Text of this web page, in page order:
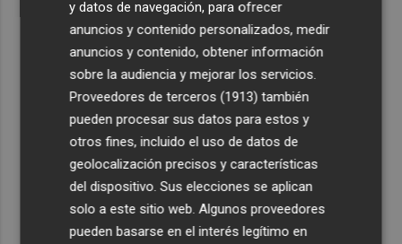
y datos de navegación, para ofrecer
anuncios y contenido personalizados, medir
anuncios y contenido, obtener información
sobre la audiencia y mejorar los servicios.
Proveedores de terceros (1913) también
pueden procesar sus datos para estos y
otros fines, incluido el uso de datos de
geolocalización precisos y características
del dispositivo. Sus elecciones se aplican
solo a este sitio web. Algunos proveedores
pueden basarse en el interés legítimo en